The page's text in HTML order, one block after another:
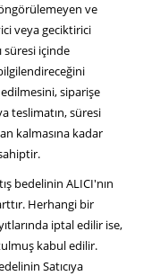
öngörülemeyen ve
veya geciktirici
süresi içinde
siparişe
teslimatın, süresi
kalmasına kadar
bedelinin ALICI'nın
Herhangi bir
iptal edilir ise,
kabul edilir.
Satıcıya